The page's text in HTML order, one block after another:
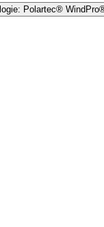
Polartec®